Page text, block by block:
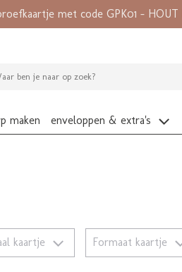
met code GPK01 -
maken enveloppen & extra's
kaartje Formaat kaartje